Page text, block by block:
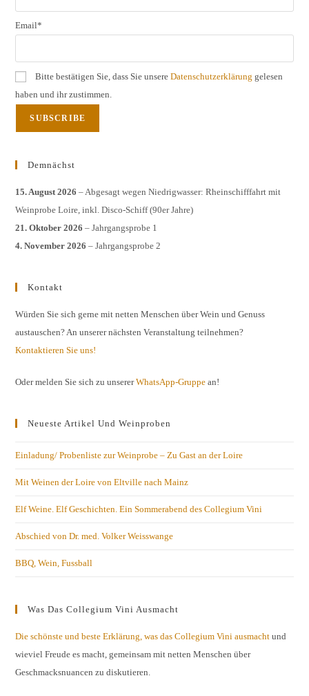
Email*
Bitte bestätigen Sie, dass Sie unsereDatenschutzerklärung gelesen
haben und ihr zustimmen.
Demnächst
15. August 2026 – Abgesagt wegen Niedrigwasser: Rheinschifffahrt mit
Weinprobe Loire, inkl. Disco-Schiff (90er Jahre)
21. Oktober 2026 – Jahrgangsprobe 1
4. November 2026 – Jahrgangsprobe 2
Kontakt
Würden Sie sich gerne mit netten Menschen über Wein und Genuss
austauschen? An unserer nächsten Veranstaltung teilnehmen?
Kontaktieren Sie uns!
Oder melden Sie sich zu unsererWhatsApp-Gruppe an!
Neueste Artikel Und Weinproben
Einladung/ Probenliste zur Weinprobe – Zu Gast an der Loire
Mit Weinen der Loire von Eltville nach Mainz
Elf Weine. Elf Geschichten. Ein Sommerabend des Collegium Vini
Abschied von Dr. med. Volker Weisswange
BBQ, Wein, Fussball
Was Das Collegium Vini Ausmacht
Die schönste und beste Erklärung, was das Collegium Vini ausmacht und
wieviel Freude es macht, gemeinsam mit netten Menschen über
Geschmacksnuancen zu diskutieren.